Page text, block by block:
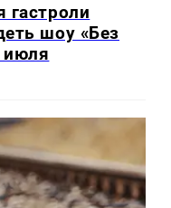
гастроли
шоу «Без